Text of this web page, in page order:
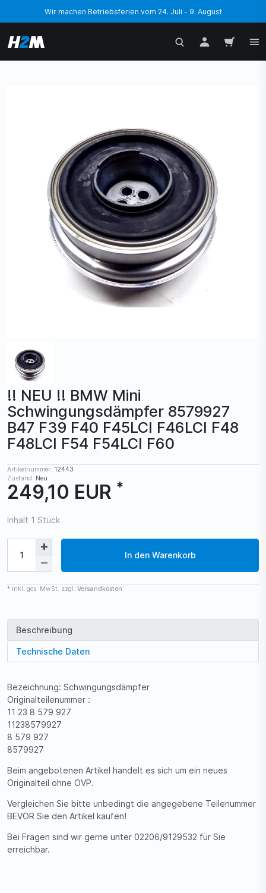
Wir machen Betriebsferien vom 24. Juli - 9. August
!! NEU !! BMW Mini
Schwingungsdämpfer 8579927
B47 F39 F40 F45LCI F46LCI F48
F48LCI F54 F54LCI F60
Artikelnummer: 12443
Zustand: Neu
249,10 EUR *
Inhalt 1 Stück
In den Warenkorb
* inkl. ges. MwSt. zzgl. Versandkosten
Beschreibung
Technische Daten
Bezeichnung: Schwingungsdämpfer
Originalteilenummer :
11 23 8 579 927
11238579927
8 579 927
8579927
Beim angebotenen Artikel handelt es sich um ein neues
Originalteil ohne OVP.
Vergleichen Sie bitte unbedingt die angegebene Teilenummer
BEVOR Sie den Artikel kaufen!
Bei Fragen sind wir gerne unter 02206/9129532 für Sie
erreichbar.